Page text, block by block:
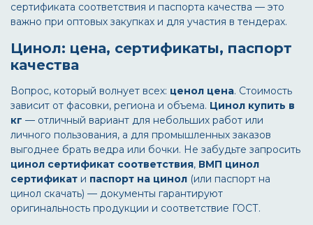
сертификата соответствия и паспорта качества — это
важно при оптовых закупках и для участия в тендерах.
Цинол: цена, сертификаты, паспорт
качества
Вопрос, который волнует всех: ценол цена. Стоимость
зависит от фасовки, региона и объема. Цинол купить в
кг — отличный вариант для небольших работ или
личного пользования, а для промышленных заказов
выгоднее брать ведра или бочки. Не забудьте запросить
цинол сертификат соответствия, ВМП цинол
сертификат и паспорт на цинол (или паспорт на
цинол скачать) — документы гарантируют
оригинальность продукции и соответствие ГОСТ.